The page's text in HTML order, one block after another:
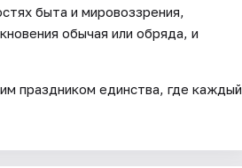
быта и мировоззрения,
обычая или обряда, и
праздником единства, где каждый